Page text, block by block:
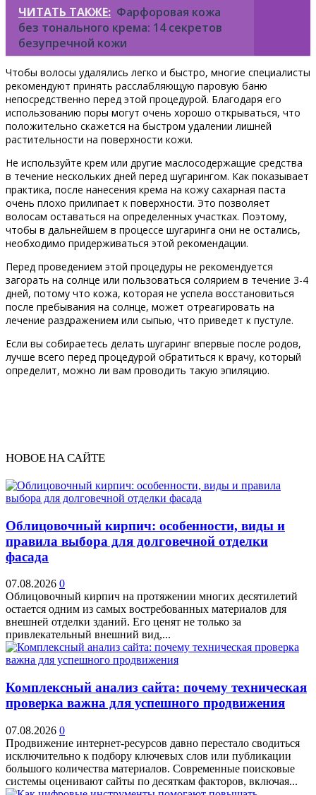
ЧИТАТЬ ТАКЖЕ: Фарфоровая кожа
без тонального крема: 14 секретов
безупречной кожи
Чтобы волосы удалялись легко и быстро, многие специалисты
рекомендуют принять расслабляющую паровую баню
непосредственно перед этой процедурой. Благодаря его
использованию поры могут очень хорошо открываться, что
положительно скажется на быстром удалении лишней
растительности на поверхности кожи.
Не используйте крем или другие маслосодержащие средства
в течение нескольких дней перед шугарингом. Как показывает
практика, после нанесения крема на кожу сахарная паста
очень плохо прилипает к поверхности. Это позволяет
волосам оставаться на определенных участках. Поэтому,
чтобы в дальнейшем в процессе шугаринга они не остались,
необходимо придерживаться этой рекомендации.
Перед проведением этой процедуры не рекомендуется
загорать на солнце или пользоваться солярием в течение 3-4
дней, потому что кожа, которая не успела восстановиться
после пребывания на солнце, может отреагировать на
лечение раздражением или сыпью, что приведет к пустуле.
Если вы собираетесь делать шугаринг впервые после родов,
лучше всего перед процедурой обратиться к врачу, который
определит, можно ли вам проводить такую ​​эпиляцию.
НОВОЕ НА САЙТЕ
Облицовочный кирпич: особенности, виды и
правила выбора для долговечной отделки
фасада
07.08.2026 0
Облицовочный кирпич на протяжении многих десятилетий
остается одним из самых востребованных материалов для
внешней отделки зданий. Его ценят не только за
привлекательный внешний вид,...
Комплексный анализ сайта: почему техническая
проверка важна для успешного продвижения
07.08.2026 0
Продвижение интернет-ресурсов давно перестало сводиться
исключительно к подбору ключевых слов или публикации
большого количества материалов. Современные поисковые
системы оценивают сайты по десяткам факторов, включая...